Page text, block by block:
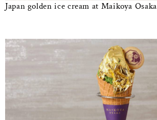
Japan golden ice cream at Maikoya Osaka